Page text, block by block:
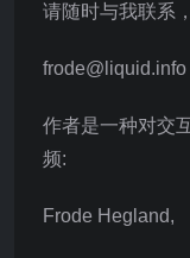
请随时与我联系
frode@liquid.info
作者是一种对交
频:
Frode Hegland,